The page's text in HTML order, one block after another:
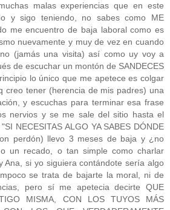
malas experiencias que en este
y sigo teniendo, no sabes como ME
me encuentro de baja laboral como es
nuevamente y muy de vez en cuando
(jamás una visita) así como uy voy a
de escuchar un montón de SANDECES
lo único que me apetece es colgar
creo tener (herencia de mis padres) una
y escuchas para terminar esa frase
nervios y se me sale del sitio hasta el
NECESITAS ALGO YA SABES DÓNDE
perdón) llevo 3 meses de baja y ¿no
un recado, o tan simple como charlar
Ana, si yo siguiera contándote sería algo
se trata de bajarte la moral, ni de
pero sí me apetecia decirte QUE
MISMA, CON LOS TUYOS MÁS